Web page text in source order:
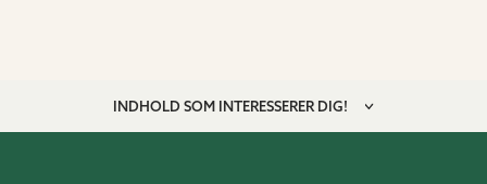
INDHOLD SOM INTERESSERER DIG!